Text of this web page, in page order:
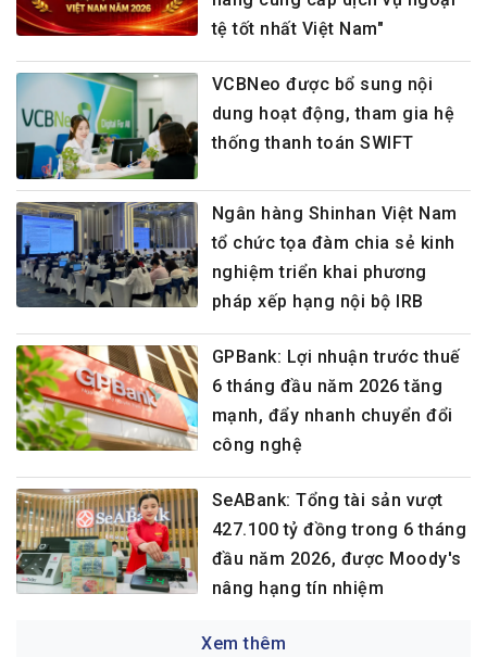
tệ tốt nhất Việt Nam"
VCBNeo được bổ sung nội
dung hoạt động, tham gia hệ
thống thanh toán SWIFT
Ngân hàng Shinhan Việt Nam
tổ chức tọa đàm chia sẻ kinh
nghiệm triển khai phương
pháp xếp hạng nội bộ IRB
GPBank: Lợi nhuận trước thuế
6 tháng đầu năm 2026 tăng
mạnh, đẩy nhanh chuyển đổi
công nghệ
SeABank: Tổng tài sản vượt
427.100 tỷ đồng trong 6 tháng
đầu năm 2026, được Moody's
nâng hạng tín nhiệm
Xem thêm